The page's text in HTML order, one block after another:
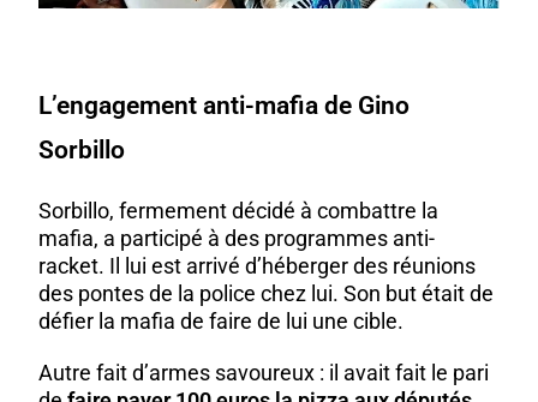
L’engagement anti-mafia de Gino
Sorbillo
Sorbillo, fermement décidé à combattre la
mafia, a participé à des programmes anti-
racket. Il lui est arrivé d’héberger des réunions
des pontes de la police chez lui. Son but était de
défier la mafia de faire de lui une cible.
Autre fait d’armes savoureux : il avait fait le pari